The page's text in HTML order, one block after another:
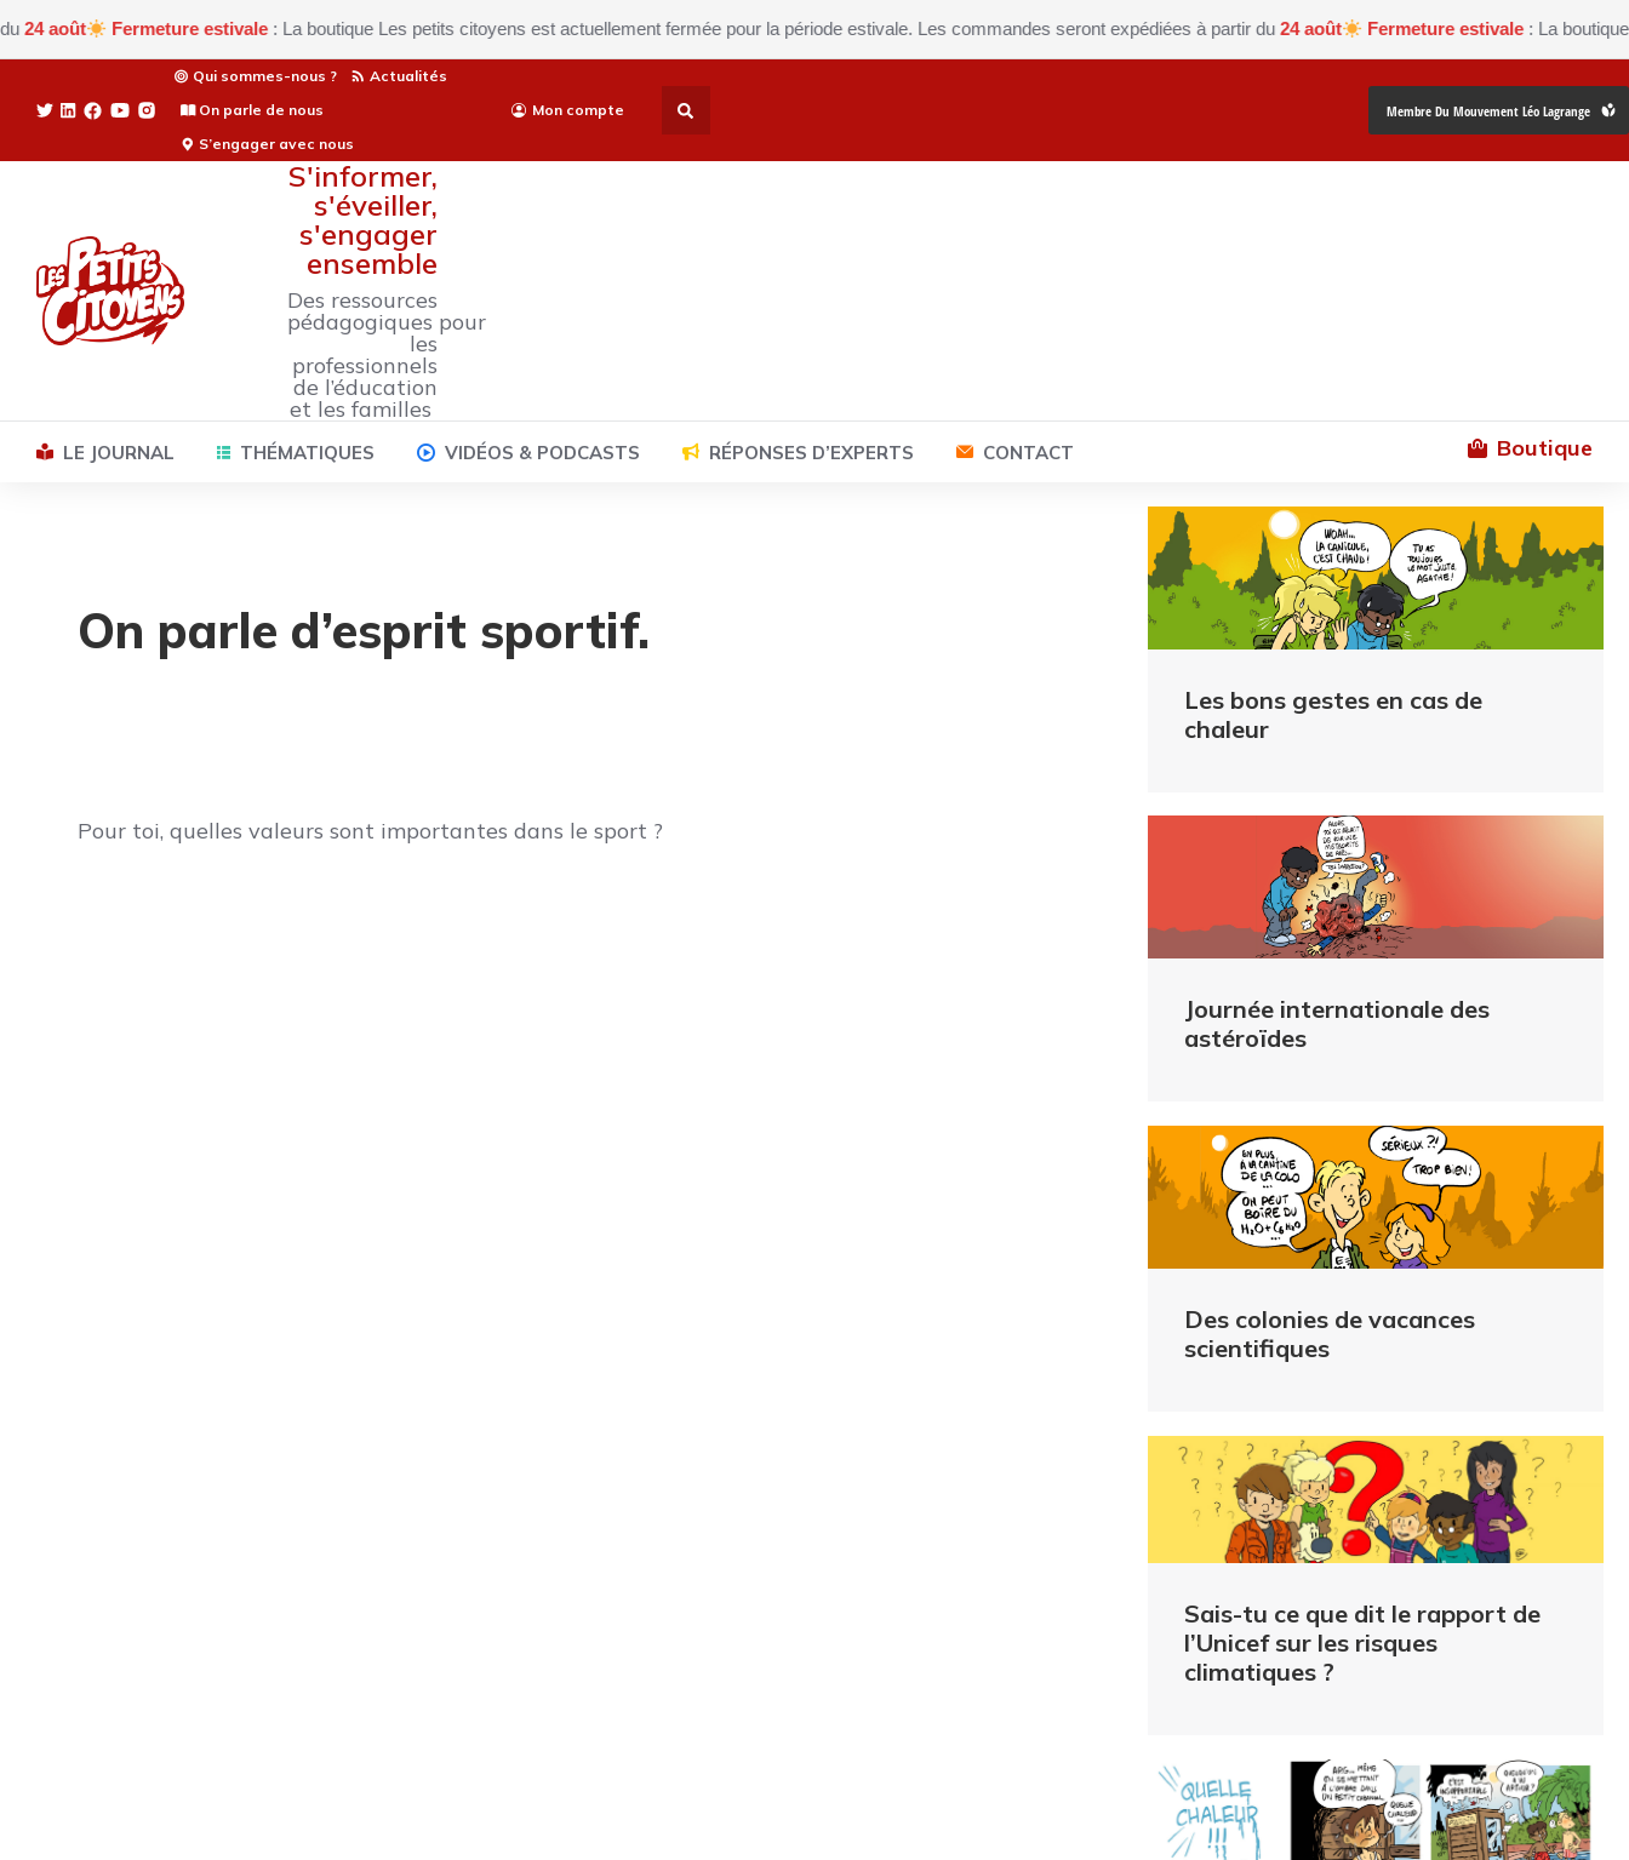
Fermeture estivale: La boutique Les petits citoyens est actuellement fermée pour la période estivale. Les commandes seront expédiées à partir du24 août Fermeture estivale: La boutique Les
Qui sommes-nous ?
Actualités
On parle de nous
S’engager avec nous
Mon compte Membre Du Mouvement Léo Lagrange
S'informer,
s'éveiller,
s'engager
ensemble
Des ressources
pédagogiques pour
les
professionnels
de l’éducation
et les familles
LE JOURNAL THÉMATIQUES VIDÉOS & PODCASTS RÉPONSES D’EXPERTS CONTACT Boutique
Les bons gestes en cas de
chaleur
Journée internationale des
astéroïdes
Des colonies de vacances
scientifiques
Sais-tu ce que dit le rapport de
l’Unicef sur les risques
climatiques ?
On parle d’esprit sportif.
Pour toi, quelles valeurs sont importantes dans le sport ?